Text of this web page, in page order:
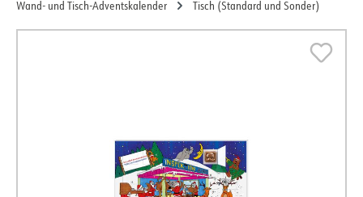
Wand- und Tisch-Adventskalender
Tisch (Standard und Sonder)